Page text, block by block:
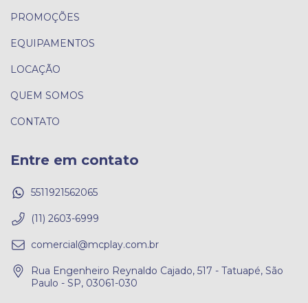
PROMOÇÕES
EQUIPAMENTOS
LOCAÇÃO
QUEM SOMOS
CONTATO
Entre em contato
5511921562065
(11) 2603-6999
comercial@mcplay.com.br
Rua Engenheiro Reynaldo Cajado, 517 - Tatuapé, São
Paulo - SP, 03061-030